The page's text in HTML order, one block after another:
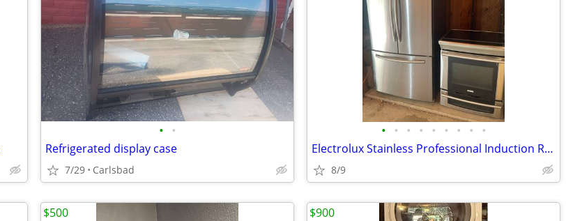
• •
Refrigerated display case
7/29 Carlsbad
• • • • • • • • •
Electrolux Stainless Professional Induction Range and Samsung Fridge
8/9
$500 $900